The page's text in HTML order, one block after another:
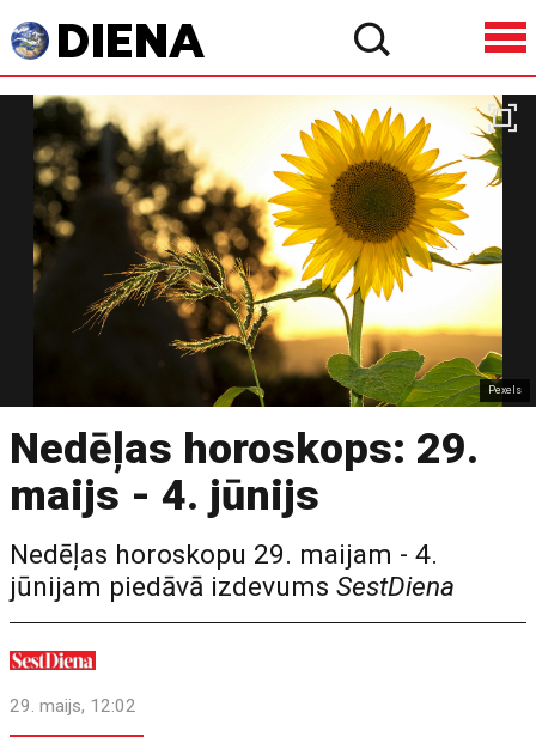
Pexels
Nedēļas horoskops: 29.
maijs - 4. jūnijs
Nedēļas horoskopu 29. maijam - 4.
jūnijam piedāvā izdevumsSestDiena
29. maijs, 12:02